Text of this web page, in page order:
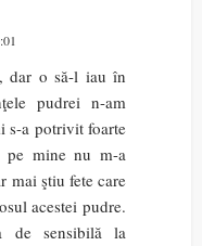
dar o să-l iau în
pudrei n-am
s-a potrivit foarte
pe mine nu m-a
mai ştiu fete care
acestei pudre.
de sensibilă la